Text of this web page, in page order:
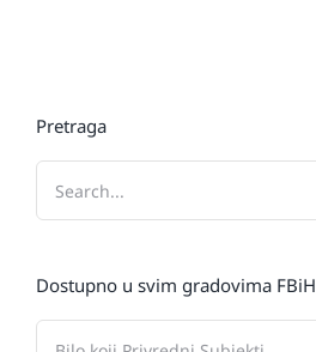
Pretraga
Dostupno u svim gradovima FBiH